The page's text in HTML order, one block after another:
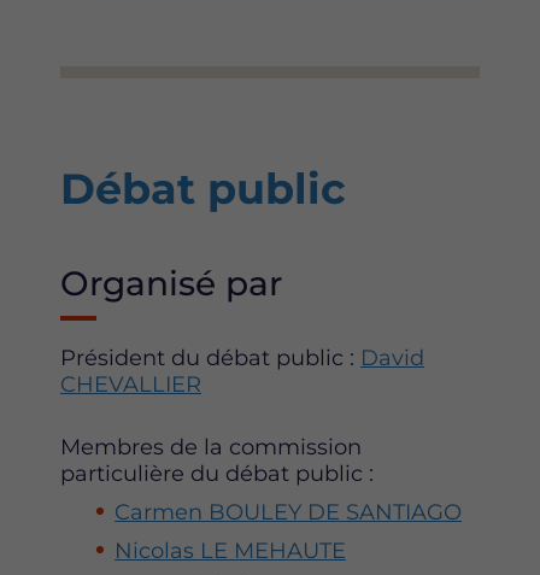
Débat public
Organisé par
Président du débat public : David
CHEVALLIER
Membres de la commission
particulière du débat public :
Carmen BOULEY DE SANTIAGO
Nicolas LE MEHAUTE